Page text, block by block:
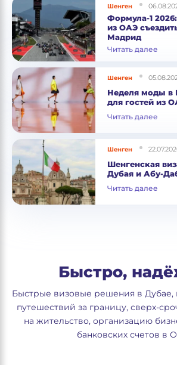
Шенген
Формула-1
из ОАЭ
Мадрид
Читать далее
Шенген
Неделя моды в
для гостей из
Читать далее
Шенген
Шенгенская
Дубая и Абу-
Читать далее
Быстро,
Быстрые визовые решения в Дубае,
путешествий за границу, сверх-
на жительство, организацию
банковских счетов в